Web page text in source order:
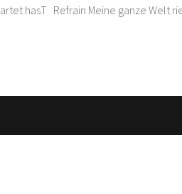
hasT Refrain Meine ganze Welt